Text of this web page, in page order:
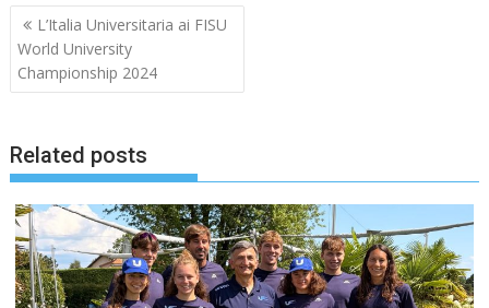
Navigazione
articoli
L’Italia Universitaria ai FISU
World University
Championship 2024
Related posts